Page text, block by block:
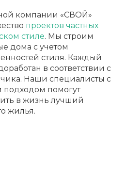
компании «СВОЙ»
проектов частных
стиле. Мы строим
дома с учетом
стиля. Каждый
в соответствии с
Наши специалисты с
помогут
в жизнь лучший
жилья.